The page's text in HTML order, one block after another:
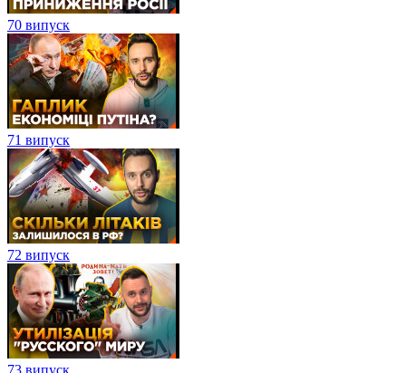
70 випуск
71 випуск
72 випуск
73 випуск